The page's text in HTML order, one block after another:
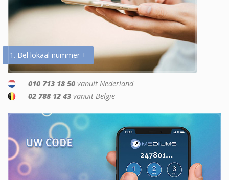
1. Bel lokaal nummer +
010 713 18 50 vanuit Nederland
02 788 12 43 vanuit België